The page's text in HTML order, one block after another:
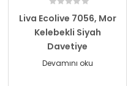
Liva Ecolive 7056, Mor
Kelebekli Siyah
Davetiye
Devamını oku